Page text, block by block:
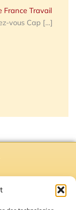
France Travail
vous Cap […]
du site